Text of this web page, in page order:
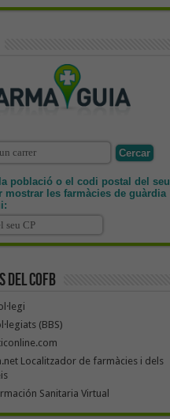
població o el codi postal del seu
mostrar les farmàcies de guàrdia
COFB
(BBS)
Localitzador de farmàcies i dels
Sanitaria Virtual